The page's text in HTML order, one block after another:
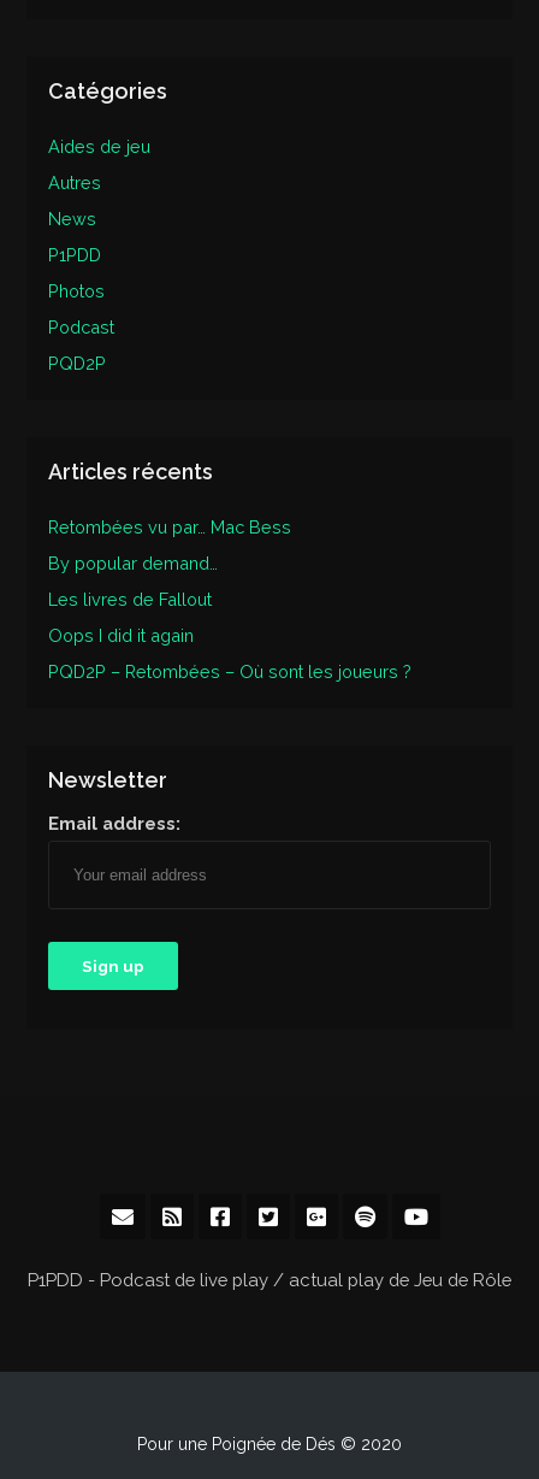
Catégories
Aides de jeu
Autres
News
P1PDD
Photos
Podcast
PQD2P
Articles récents
Retombées vu par… Mac Bess
By popular demand…
Les livres de Fallout
Oops I did it again
PQD2P – Retombées – Où sont les joueurs ?
Newsletter
Email address:
P1PDD - Podcast de live play / actual play de Jeu de Rôle
Pour une Poignée de Dés © 2020